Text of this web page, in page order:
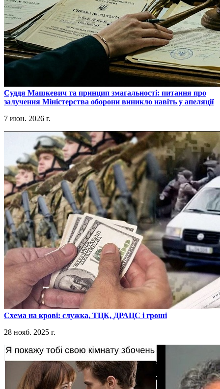
​Суддя Машкевич та принцип змагальності: питання про
залучення Міністерства оборони виникло навіть у апеляції
7 июн. 2026 г.
​Схема на крові: служка, ТЦК, ДРАЦС і гроші
28 нояб. 2025 г.